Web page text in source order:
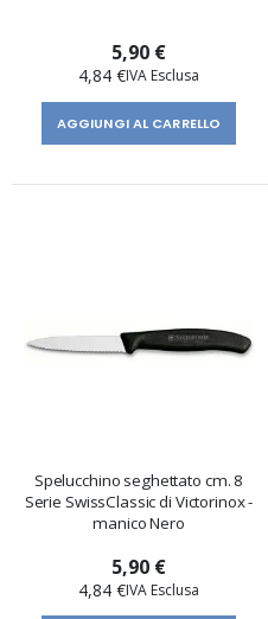
5,90 €
4,84 €
AGGIUNGI AL CARRELLO
Spelucchino seghettato cm. 8
Serie SwissClassic di Victorinox -
manico Nero
5,90 €
4,84 €